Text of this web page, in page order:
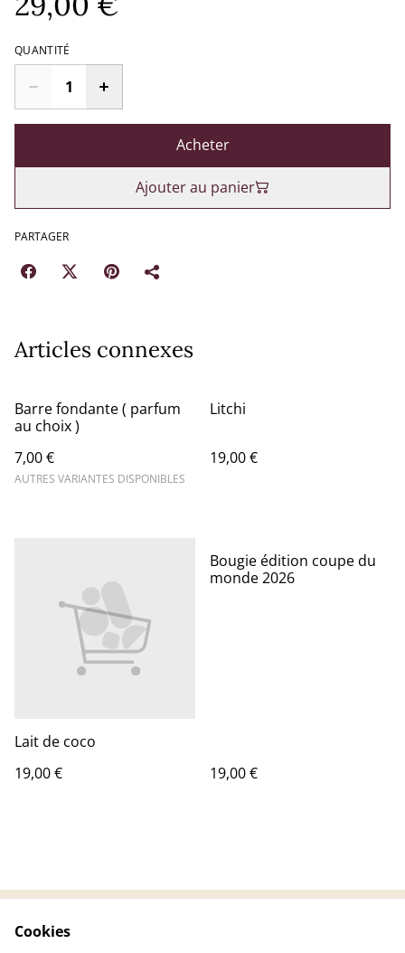
QUANTITÉ
Acheter
Ajouter au panier
PARTAGER
Articles connexes
Barre fondante ( parfum
au choix )
7,00 €
AUTRES VARIANTES DISPONIBLES
Litchi
19,00 €
Lait de coco
19,00 €
Bougie édition coupe du
monde 2026
19,00 €
Cookies